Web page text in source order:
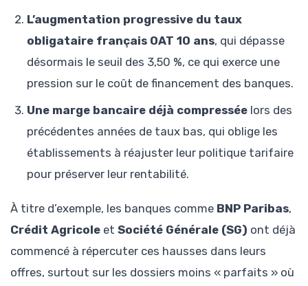
L’augmentation progressive du taux
obligataire français OAT 10 ans, qui dépasse
désormais le seuil des 3,50 %, ce qui exerce une
pression sur le coût de financement des banques.
Une marge bancaire déjà compressée lors des
précédentes années de taux bas, qui oblige les
établissements à réajuster leur politique tarifaire
pour préserver leur rentabilité.
À titre d’exemple, les banques comme BNP Paribas,
Crédit Agricole et Société Générale (SG) ont déjà
commencé à répercuter ces hausses dans leurs
offres, surtout sur les dossiers moins « parfaits » où